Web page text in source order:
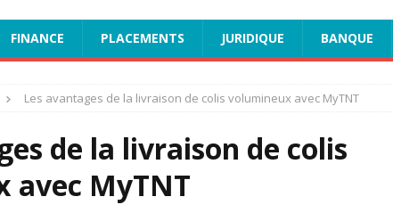
FINANCE PLACEMENTS JURIDIQUE BANQUE
Les avantages de la livraison de colis volumineux avec MyTNT
de la livraison de colis
avec MyTNT